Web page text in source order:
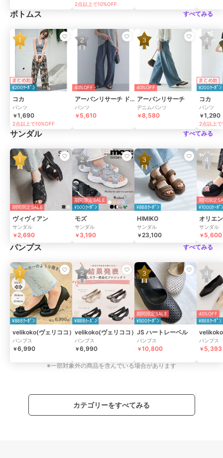
2点以上で10%OFF
ボトムス すべてみる
まとめ割
¥200ｸｰﾎﾟﾝ
コカ
パンツ
￥1,690
2点以上で10%OFF
40%OFF
アーバンリサーチ ドアーズ
パンツ
￥ 5,610
40%OFF
アーバンリサーチ
デニムパンツ
￥8,580
まとめ割
¥200ｸｰﾎﾟﾝ
コカ
パンツ
￥1,290
2点以上
サンダル すべてみる
期間限定SALE
ヴィヴィアン
サンダル
￥2,690
期間限定SALE
¥500ｸｰﾎﾟﾝ
モズ
サンダル
￥ 3,190
¥888ｸｰﾎﾟﾝ
HIMIKO
サンダル
￥23,100
期間限定
¥1000ｸｰﾎﾟ
サンダル
￥ 5,600
パンプス すべてみる
¥888ｸｰﾎﾟﾝ
velikoko(ヴェリココ）
パンプス
￥6,990
¥888ｸｰﾎﾟﾝ
velikoko(ヴェリココ）
パンプス
￥6,990
期間限定SALE
¥500ｸｰﾎﾟﾝ
JS ハートレーベル
パンプス
￥10,800
40%OFF
¥888ｸｰﾎﾟﾝ
パンプス
￥ 5,393
※一部対象外の商品を含んでいる場合があります
カテゴリーをすべてみる